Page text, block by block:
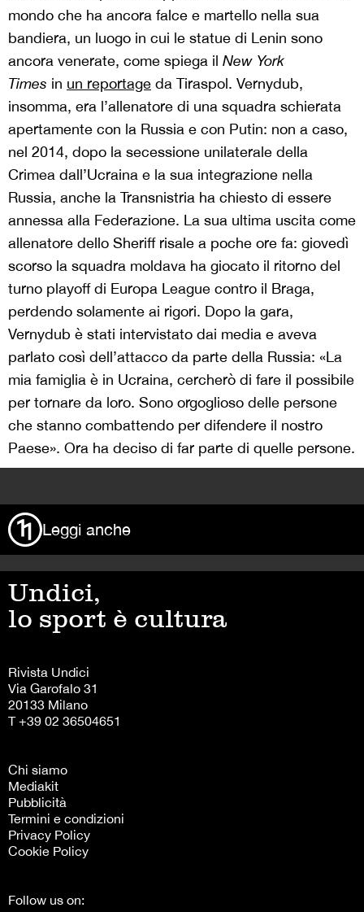
mondo che ha ancora falce e martello nella sua
bandiera, un luogo in cui le statue di Lenin sono
ancora venerate, come spiega il New York
Times in un reportage da Tiraspol. Vernydub,
insomma, era l’allenatore di una squadra schierata
apertamente con la Russia e con Putin: non a caso,
nel 2014, dopo la secessione unilaterale della
Crimea dall’Ucraina e la sua integrazione nella
Russia, anche la Transnistria ha chiesto di essere
annessa alla Federazione. La sua ultima uscita come
allenatore dello Sheriff risale a poche ore fa: giovedì
scorso la squadra moldava ha giocato il ritorno del
turno playoff di Europa League contro il Braga,
perdendo solamente ai rigori. Dopo la gara,
Vernydub è stati intervistato dai media e aveva
parlato così dell’attacco da parte della Russia: «La
mia famiglia è in Ucraina, cercherò di fare il possibile
per tornare da loro. Sono orgoglioso delle persone
che stanno combattendo per difendere il nostro
Paese». Ora ha deciso di far parte di quelle persone.
Leggi anche
Undici,
lo sport è cultura
Rivista Undici
Via Garofalo 31
20133 Milano
T +39 02 36504651
Chi siamo
Mediakit
Pubblicità
Termini e condizioni
Privacy Policy
Cookie Policy
Follow us on: